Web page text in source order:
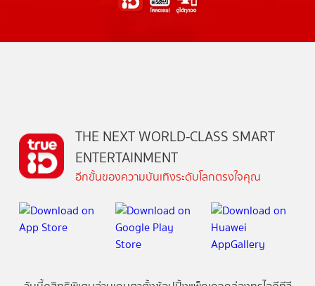
THE NEXT WORLD-CLASS SMART
ENTERTAINMENT
อีกขั้นของความบันเทิงระดับโลกตรงใจคุณ